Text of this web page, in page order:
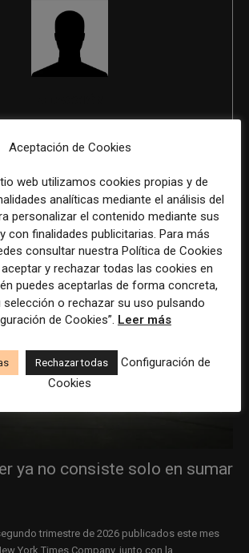
ya no consiste solo en sumar
trimestre de 2026 publicados este mes
York Times Company, junto con la
Aceptación de Cookies
web utilizamos cookies propias y de
analíticas mediante el análisis del
personalizar el contenido mediante sus
con finalidades publicitarias. Para más
consultar nuestra Política de Cookies
aceptar y rechazar todas las cookies en
puedes aceptarlas de forma concreta,
o rechazar su uso pulsando
de Cookies”. Leer más
Rechazar todas
Configuración de
Cookies